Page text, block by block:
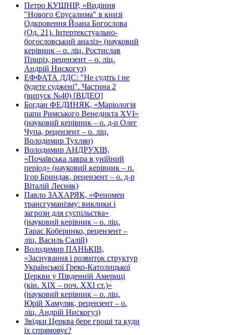
Петро КУШНІР, «Видіння
"Нового Єрусалима" в книзі
Одкровення Йоана Богослова
(Од. 21). Інтертекстуально-
богословський аналіз» (науковий
керівник – о. ліц. Ростислав
Приріз, рецензент – о. ліц.
Андрій Нискогуз)
ЕФФАТА ДДС: "Не судіть і не
будете суджені". Частина 2
(випуск №40) [ВІДЕО]
Богдан ФЕДИНЯК, «Маріологія
папи Римського Венедикта XVI»
(науковий керівник – о. д-р Олег
Чупа, рецензент – о. ліц.
Володимир Тухлян)
Володимир АНДРУХІВ,
«Почаївська лавра в унійний
період» (науковий керівник – п.
Ігор Бриндак, рецензент – о. д-р
Віталій Лесняк)
Павло ЗАХАРЯК, «Феномен
трансгуманізму: виклики і
загрози для суспільства»
(науковий керівник – о. ліц.
Тарас Коберинко, рецензент –
ліц. Василь Салій)
Володимир ПАНЬКІВ,
«Заснування і розвиток структур
Української Греко-Католицької
Церкви у Південній Америці
(кін. ХІХ – поч. ХХІ ст.)»
(науковий керівник – о. ліц.
Юрій Хамуляк, рецензент – о.
ліц. Андрій Нискогуз)
Звідки Церква бере гроші та куди
їх спрямовує?